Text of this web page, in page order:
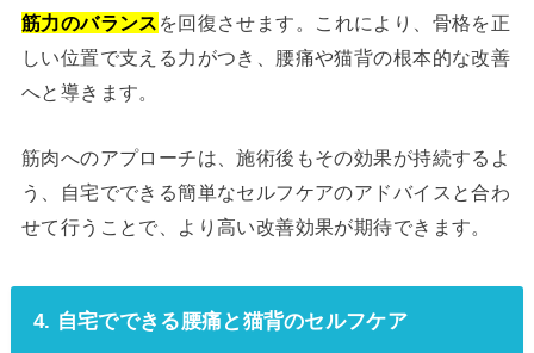
筋力のバランス を回復させます。これにより、骨格を正
しい位置で支える力がつき、腰痛や猫背の根本的な改善
へと導きます。
筋肉へのアプローチは、施術後もその効果が持続するよ
う、自宅でできる簡単なセルフケアのアドバイスと合わ
せて行うことで、より高い改善効果が期待できます。
4. 自宅でできる腰痛と猫背のセルフケア